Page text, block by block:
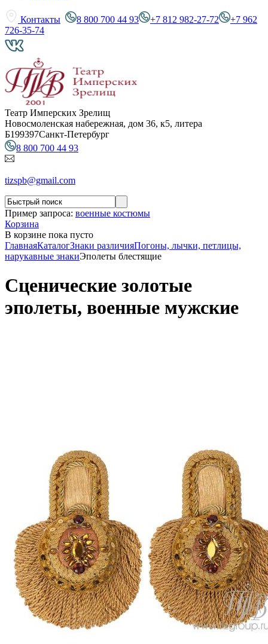
Контакты 8 800 700 44 93 +7 812 982-27-72
+7 962
726-35-74
Театр Имперских Зрелищ
Новосмоленская набережная, дом 36, к5, литера
Б199397Санкт-Петербург
8 800 700 44 93
tizspb@gmail.com
Пример запроса: военные костюмы
Корзина
В корзине пока пусто
ГлавнаяКаталогЗнаки различияПогоны, лычки, петлицы,
нарукавные знакиЭполеты блестящие
Сценические золотые
эполеты, военные мужские